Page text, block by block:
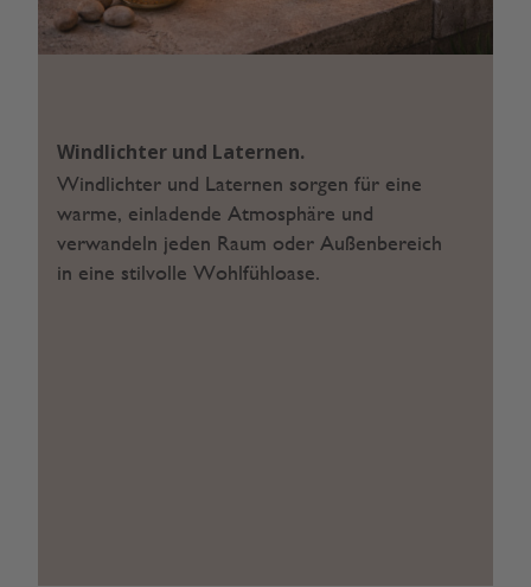
Windlichter und Laternen.
Windlichter und Laternen sorgen für eine
warme, einladende Atmosphäre und
verwandeln jeden Raum oder Außenbereich
in eine stilvolle Wohlfühloase.